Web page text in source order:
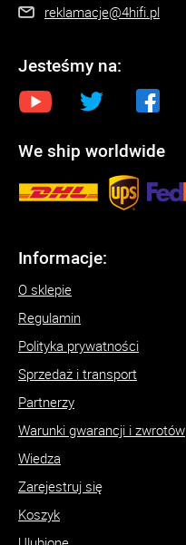
reklamacje@4hifi.pl
Jesteśmy na:
We ship worldwide
Informacje:
O sklepie
Regulamin
Polityka prywatności
Sprzedaż i transport
Partnerzy
Warunki gwarancji i zwrotów
Wiedza
Zarejestruj się
Koszyk